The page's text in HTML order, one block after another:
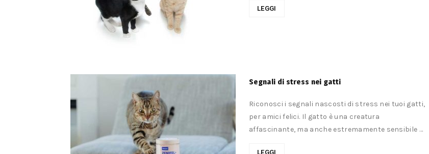
LEGGI
Segnali di stress nei gatti
Riconosci i segnali nascosti di stress nei tuoi gatti,
per amici felici. Il gatto è una creatura
affascinante, ma anche estremamente sensibile ai
LEGGI